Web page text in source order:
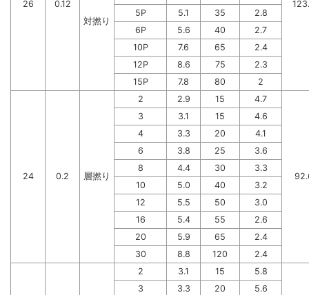
26 0.12
対撚り
5P
5.1 35
2.8
6P
5.6 40
2.7
10P
7.6 65
2.4
12P
8.6 75
2.3
15P
7.8 80 2
24 0.2 層撚り
2 2.9 15 4.7
3 3.1 15
4.6
4
3.3 20
4.1
6
3.8 25
3.6
8
4.4 30
3.3
10
5.0 40
3.2
12
5.5 50
3.0
16
5.4 55
2.6
20
5.9 65
2.4
30
8.8 120 2.4
2 3.1 15 5.8
3 3.3 20
5.6